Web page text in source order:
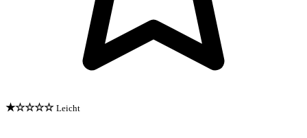
★☆☆☆☆ Leicht